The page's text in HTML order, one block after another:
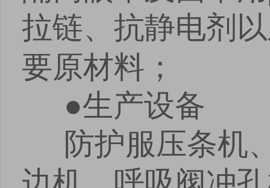
拉链、抗静电剂
要原材料；
●生产设备
防护服压条机